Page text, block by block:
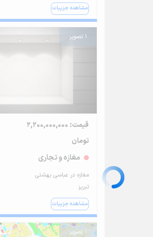
مشاهده جزییات
1 تصویر
قیمت: 2,200,000,000
تومان
مغازه و تجاری
مغازه در عباسی بهشتی
تبریز
مشاهده جزییات
1 تصویر